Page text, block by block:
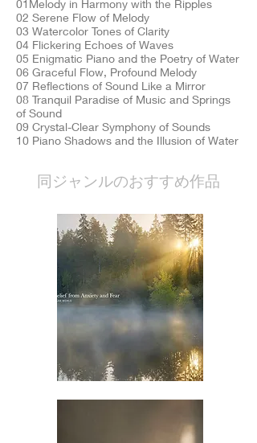
01Melody in Harmony with the Ripples
02 Serene Flow of Melody
03 Watercolor Tones of Clarity
04 Flickering Echoes of Waves
05 Enigmatic Piano and the Poetry of Water
06 Graceful Flow, Profound Melody
07 Reflections of Sound Like a Mirror
08 Tranquil Paradise of Music and Springs
of Sound
09 Crystal-Clear Symphony of Sounds
10 Piano Shadows and the Illusion of Water
​同ジャンルのおすすめ作品